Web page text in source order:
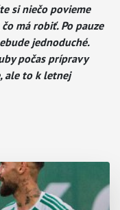
si niečo povieme
má robiť. Po pauze
jednoduché.
počas prípravy
ale to k letnej